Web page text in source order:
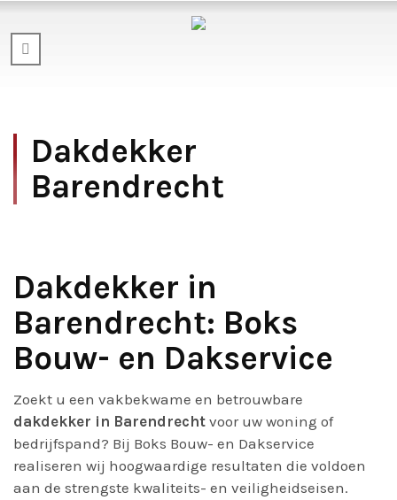
Dakdekker
Barendrecht
Dakdekker in
Barendrecht: Boks
Bouw- en Dakservice
Zoekt u een vakbekwame en betrouwbare
dakdekker in Barendrecht voor uw woning of
bedrijfspand? Bij Boks Bouw- en Dakservice
realiseren wij hoogwaardige resultaten die voldoen
aan de strengste kwaliteits- en veiligheidseisen.